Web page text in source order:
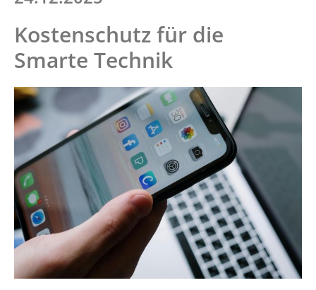
Kostenschutz für die
Smarte Technik